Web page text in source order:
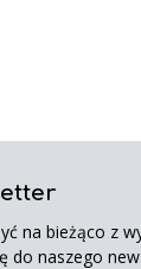
na bieżąco z
do naszego